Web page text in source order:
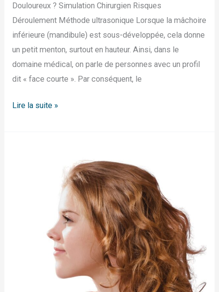
Douloureux ? Simulation Chirurgien Risques
Déroulement Méthode ultrasonique Lorsque la mâchoire
inférieure (mandibule) est sous-développée, cela donne
un petit menton, surtout en hauteur. Ainsi, dans le
domaine médical, on parle de personnes avec un profil
dit « face courte ». Par conséquent, le
Lire la suite »